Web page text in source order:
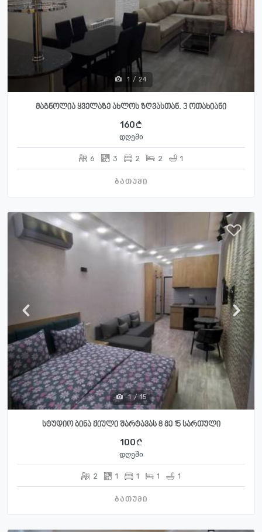
1 / 24
მაგნოლია ყველაზე ახლოს ზღვასთან. 3 ოთახიანი
160
დღეში
6 3 2 2 1
ბათუმი
1 / 15
სტუდიო ბინა ჟიული შარტავას 8 მე 15 სართული
100
დღეში
2 1 1 1 1
ბათუმი